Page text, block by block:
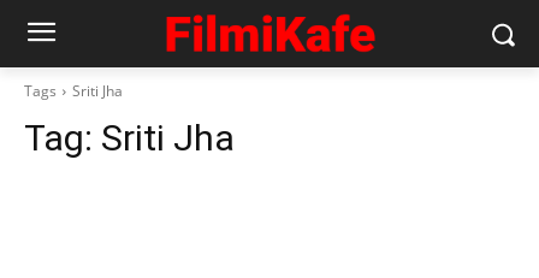
Tags Sriti Jha
Tag: Sriti Jha